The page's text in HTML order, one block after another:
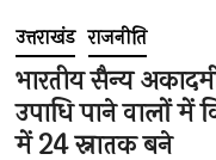
उत्तराखंड राजनीति
भारतीय सैन्य
उपाधि पाने वालों में
में 24 स्नातक बने